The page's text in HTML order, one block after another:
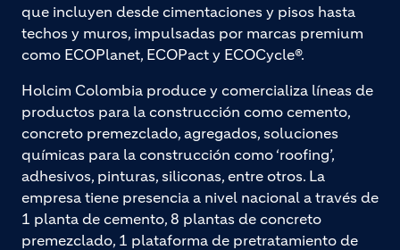
que incluyen desde cimentaciones y pisos hasta
techos y muros, impulsadas por marcas premium
como ECOPlanet, ECOPact y ECOCycle®.
Holcim Colombia produce y comercializa líneas de
productos para la construcción como cemento,
concreto premezclado, agregados, soluciones
químicas para la construcción como ‘roofing’,
adhesivos, pinturas, siliconas, entre otros. La
empresa tiene presencia a nivel nacional a través de
1 planta de cemento, 8 plantas de concreto
premezclado, 1 plataforma de pretratamiento de